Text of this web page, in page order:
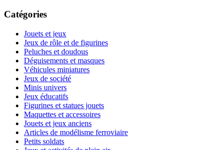
Catégories
Jouets et jeux
Jeux de rôle et de figurines
Peluches et doudous
Déguisements et masques
Véhicules miniatures
Jeux de société
Minis univers
Jeux éducatifs
Figurines et statues jouets
Maquettes et accessoires
Jouets et jeux anciens
Articles de modélisme ferroviaire
Petits soldats